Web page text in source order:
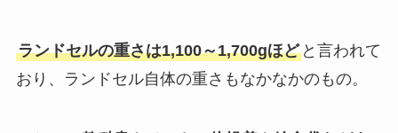
ランドセルの重さは1,100～1,700gほどと言われて
おり、ランドセル自体の重さもなかなかのもの。